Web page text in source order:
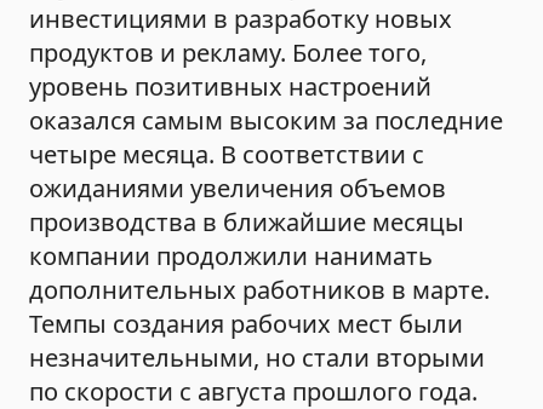
инвестициями в разработку новых
продуктов и рекламу. Более того,
уровень позитивных настроений
оказался самым высоким за последние
четыре месяца. В соответствии с
ожиданиями увеличения объемов
производства в ближайшие месяцы
компании продолжили нанимать
дополнительных работников в марте.
Темпы создания рабочих мест были
незначительными, но стали вторыми
по скорости с августа прошлого года.